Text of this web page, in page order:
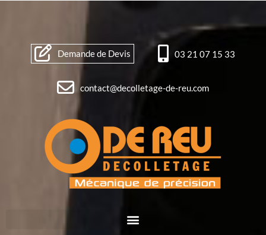
Demande de Devis 03 21 07 15 33
contact@decolletage-de-reu.com